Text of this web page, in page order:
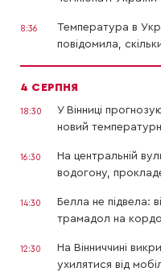
8:36
Температура в
повідомила,
4 СЕРПНЯ
18:30
У Вінниці
новий
16:30
На центральній
водогону,
14:30
Белла не підвела:
трамадол на
12:30
На Вінниччині
ухилятися від